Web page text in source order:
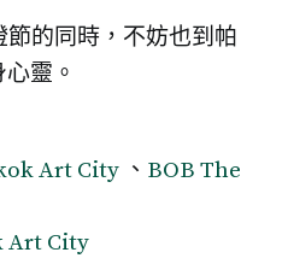
的同時，不妨也到帕
靈。
Art City 、 BOB The
Art City